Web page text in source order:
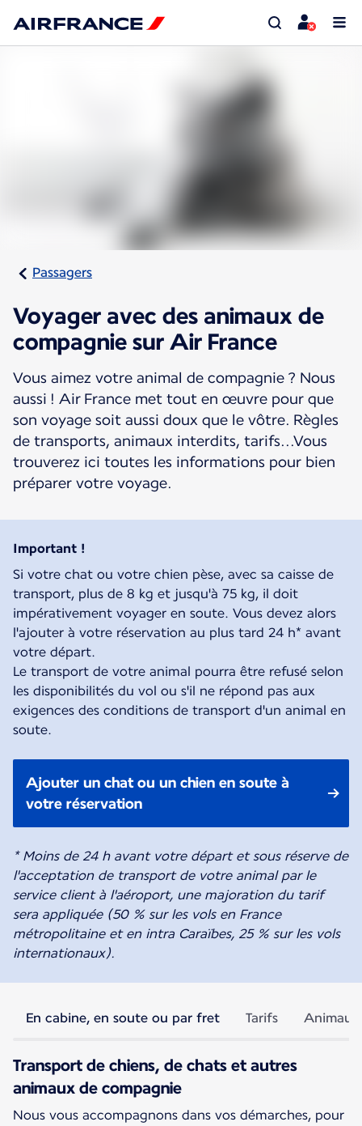
Passagers
Voyager avec des animaux de
compagnie sur Air France
Vous aimez votre animal de compagnie ? Nous
aussi ! Air France met tout en œuvre pour que
son voyage soit aussi doux que le vôtre. Règles
de transports, animaux interdits, tarifs...Vous
trouverez ici toutes les informations pour bien
préparer votre voyage.
Important !
Si votre chat ou votre chien pèse, avec sa caisse de
transport, plus de 8 kg et jusqu'à 75 kg, il doit
impérativement voyager en soute. Vous devez alors
l'ajouter à votre réservation au plus tard 24 h* avant
votre départ.
Le transport de votre animal pourra être refusé selon
les disponibilités du vol ou s'il ne répond pas aux
exigences des conditions de transport d'un animal en
soute.
Ajouter un chat ou un chien en soute à
votre réservation
* Moins de 24 h avant votre départ et sous réserve de
l'acceptation de transport de votre animal par le
service client à l'aéroport, une majoration du tarif
sera appliquée (50 % sur les vols en France
métropolitaine et en intra Caraïbes, 25 % sur les vols
internationaux).
En cabine, en soute ou par fret Tarifs
Transport de chiens, de chats et autres
animaux de compagnie
Nous vous accompagnons dans vos démarches, pour